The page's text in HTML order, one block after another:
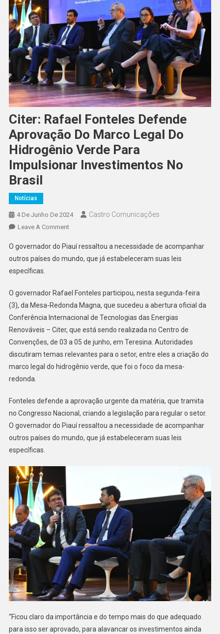
Citer: Rafael Fonteles Defende
Aprovação Do Marco Legal Do
Hidrogênio Verde Para
Impulsionar Investimentos No
Brasil
Notícias
4 De Junho De 2024 Castro Comunicações
Leave A Comment
O governador do Piauí ressaltou a necessidade de acompanhar
outros países do mundo, que já estabeleceram suas leis
específicas.
O governador Rafael Fonteles participou, nesta segunda-feira
(3), da Mesa-Redonda Magna, que sucedeu a abertura oficial da
Conferência Internacional de Tecnologias das Energias
Renováveis – Citer, que está sendo realizada no Centro de
Convenções, de 03 a 05 de junho, em Teresina. Autoridades
discutiram temas relevantes para o setor, entre eles a criação do
marco legal do hidrogênio verde, que foi o foco da mesa-
redonda.
Fonteles defende a aprovação urgente da matéria, que tramita
no Congresso Nacional, criando a legislação para regular o setor.
O governador do Piauí ressaltou a necessidade de acompanhar
outros países do mundo, que já estabeleceram suas leis
específicas.
“Ficou claro da importância e do tempo mais do que adequado
para isso ser aprovado, para alavancar os investimentos ainda